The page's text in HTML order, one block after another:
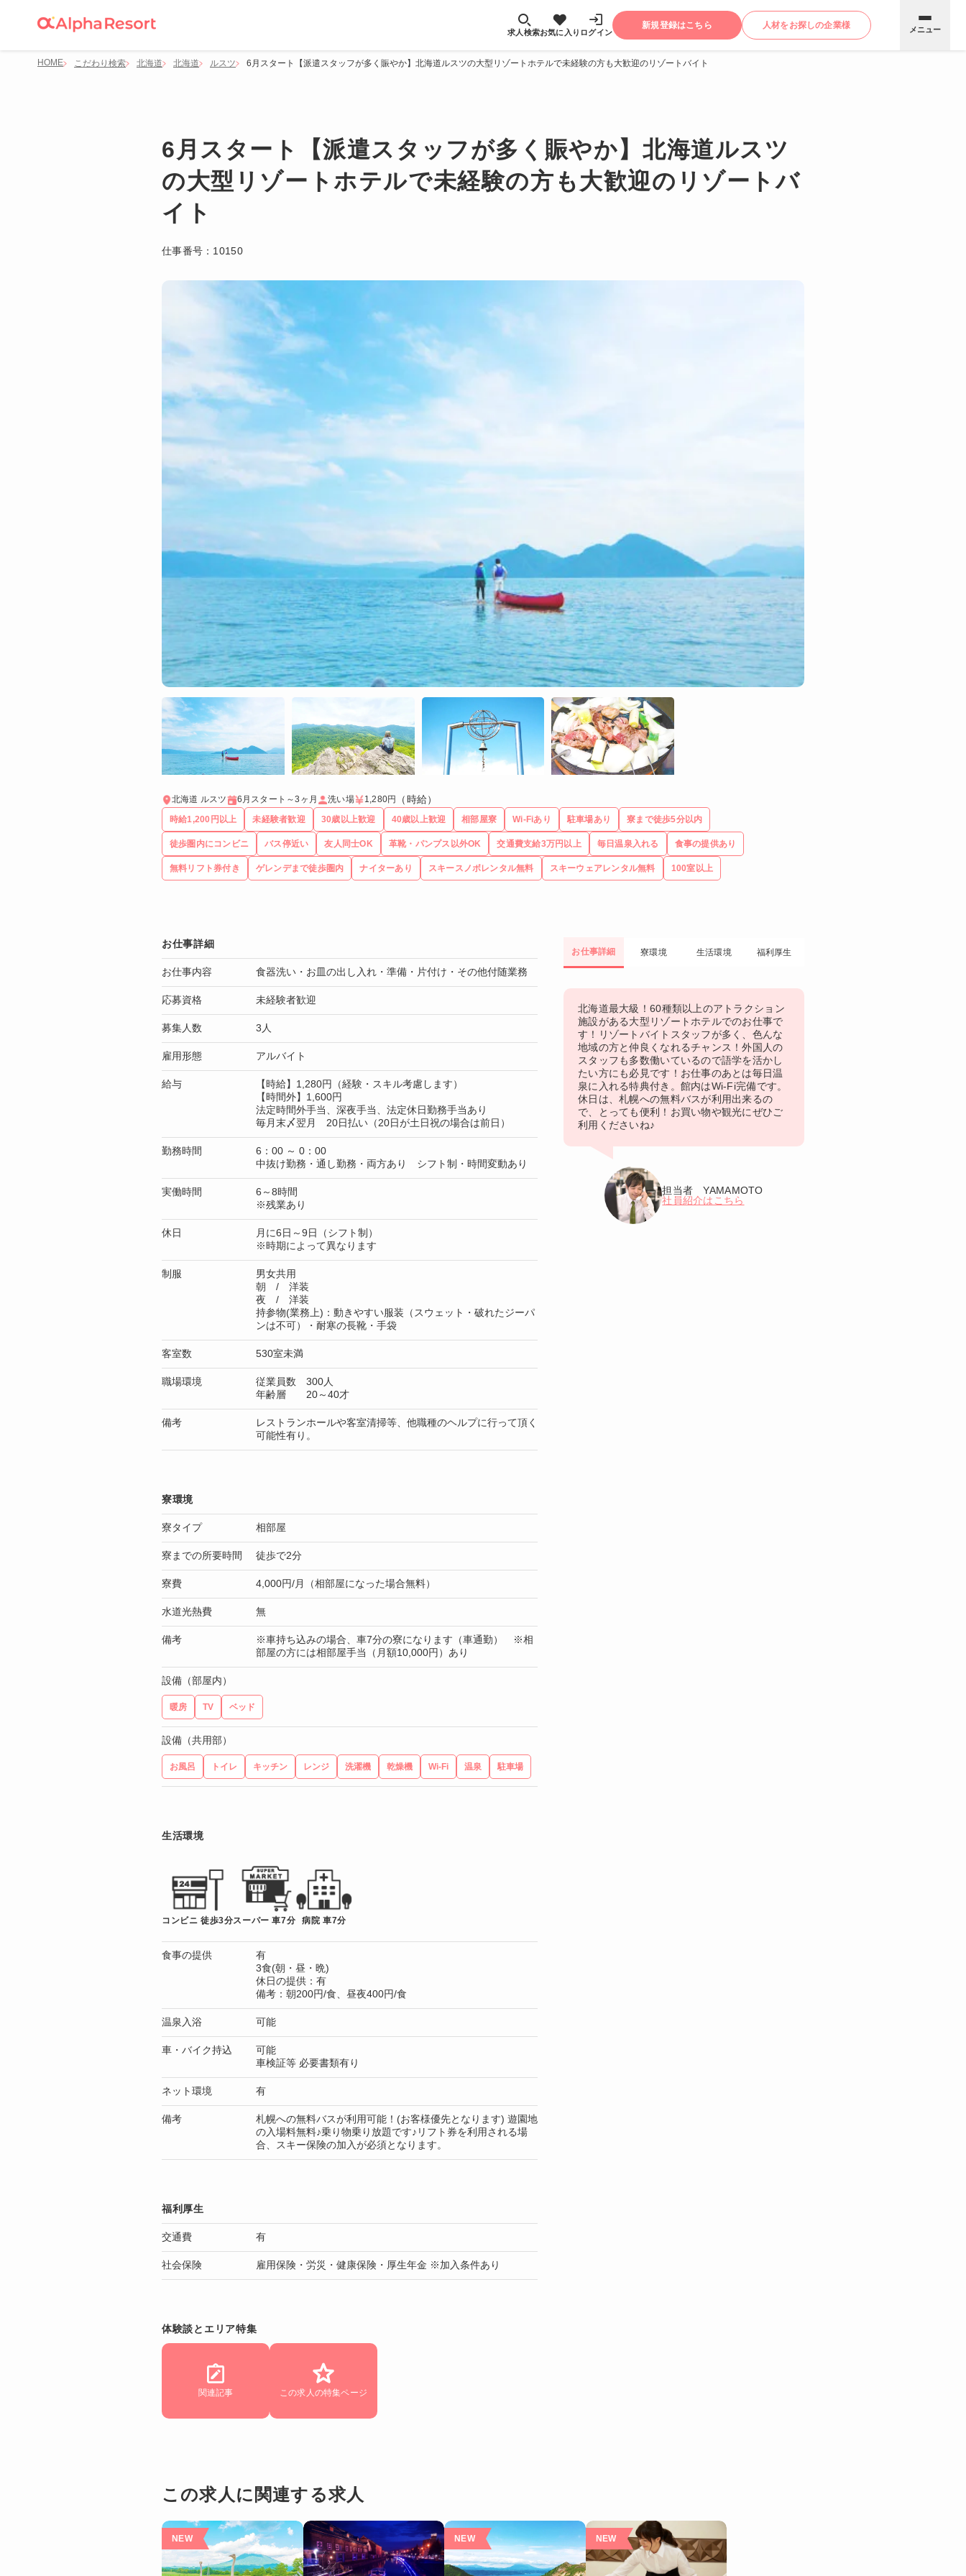
求人検索お気に入り ログイン
新規登録はこちら 人材をお探しの企業様 メニュー
HOME こだわり検索 北海道 北海道 ルスツ 6月スタート【派遣スタッフが多く賑やか】北海道ルスツの大型リゾートホテルで未経験の方も大歓迎のリゾートバイト
6月スタート【派遣スタッフが多く賑やか】北海道ルスツ
の大型リゾートホテルで未経験の方も大歓迎のリゾートバ
イト
仕事番号： 10150
北海道 ルスツ 6月スタート～3ヶ月 洗い場 1,280円 （時給）
時給1,200円以上 未経験者歓迎 30歳以上歓迎 40歳以上歓迎 相部屋寮 Wi-Fiあり 駐車場あり 寮まで徒歩5分以内
徒歩圏内にコンビニ バス停近い 友人同士OK 革靴・パンプス以外OK 交通費支給3万円以上 毎日温泉入れる 食事の提供あり
無料リフト券付き ゲレンデまで徒歩圏内 ナイターあり スキースノボレンタル無料 スキーウェアレンタル無料 100室以上
お仕事詳細 寮環境 生活環境 福利厚生
北海道最大級！60種類以上のアトラクション
施設がある大型リゾートホテルでのお仕事で
す！リゾートバイトスタッフが多く、色んな
地域の方と仲良くなれるチャンス！外国人の
スタッフも多数働いているので語学を活かし
たい方にも必見です！お仕事のあとは毎日温
泉に入れる特典付き。館内はWi-Fi完備です。
休日は、札幌への無料バスが利用出来るの
で、とっても便利！お買い物や観光にぜひご
利用くださいね♪
担当者 YAMAMOTO
社員紹介はこちら
お仕事詳細
お仕事内容 食器洗い・お皿の出し入れ・準備・片付け・その他付随業務
応募資格 未経験者歓迎
募集人数 3人
雇用形態 アルバイト
給与
【時給】1,280円（経験・スキル考慮します）
【時間外】1,600円
法定時間外手当、深夜手当、法定休日勤務手当あり
毎月末〆翌月 20日払い（20日が土日祝の場合は前日）
勤務時間
6：00 ～ 0：00
中抜け勤務・通し勤務・両方あり シフト制・時間変動あり
実働時間
6～8時間
※残業あり
休日
月に6日～9日（シフト制）
※時期によって異なります
制服
男女共用
朝 / 洋装
夜 / 洋装
持参物(業務上)：動きやすい服装（スウェット・破れたジーパ
ンは不可）・耐寒の長靴・手袋
客室数 530室未満
職場環境
従業員数 300人
年齢層 20～40才
備考
レストランホールや客室清掃等、他職種のヘルプに行って頂く
可能性有り。
寮環境
寮タイプ 相部屋
寮までの所要時間 徒歩で2分
寮費 4,000円/月（相部屋になった場合無料）
水道光熱費 無
備考
※車持ち込みの場合、車7分の寮になります（車通勤） ※相
部屋の方には相部屋手当（月額10,000円）あり
設備（部屋内）
暖房 TV ベッド
設備（共用部）
お風呂 トイレ キッチン レンジ 洗濯機 乾燥機 Wi-Fi 温泉 駐車場
生活環境
コンビニ 徒歩3分スーパー 車7分 病院 車7分
食事の提供
有
3食(朝・昼・晩)
休日の提供：有
備考：朝200円/食、昼夜400円/食
温泉入浴 可能
車・バイク持込
可能
車検証等 必要書類有り
ネット環境 有
備考
札幌への無料バスが利用可能！(お客様優先となります) 遊園地
の入場料無料♪乗り物乗り放題です♪リフト券を利用される場
合、スキー保険の加入が必須となります。
福利厚生
交通費 有
社会保険 雇用保険・労災・健康保険・厚生年金 ※加入条件あり
体験談とエリア特集
関連記事 この求人の特集ページ
この求人に関連する求人